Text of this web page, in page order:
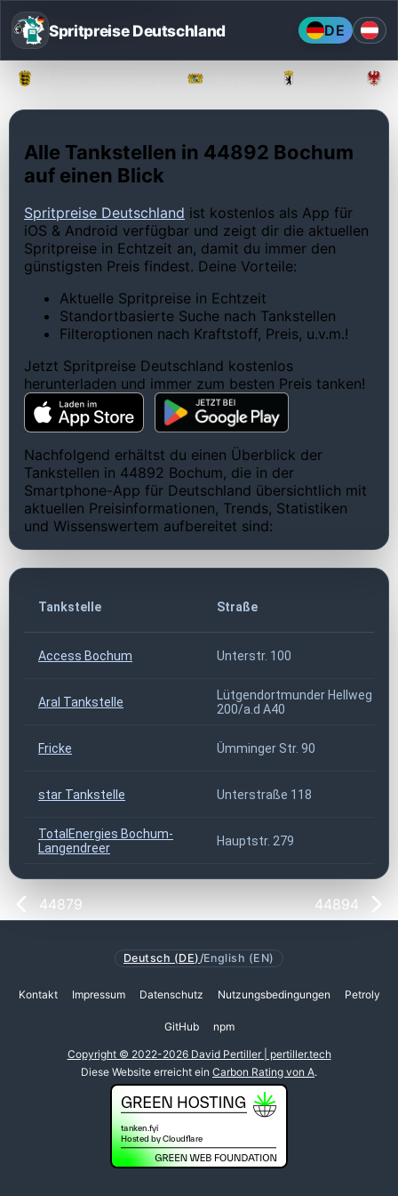
Spritpreise Deutschland DE
Alle Tankstellen in 44892 Bochum
auf einen Blick
Spritpreise Deutschland ist kostenlos als App für
iOS & Android verfügbar und zeigt dir die aktuellen
Spritpreise in Echtzeit an, damit du immer den
günstigsten Preis findest. Deine Vorteile:
Aktuelle Spritpreise in Echtzeit
Standortbasierte Suche nach Tankstellen
Filteroptionen nach Kraftstoff, Preis, u.v.m.!
Jetzt Spritpreise Deutschland kostenlos
herunterladen und immer zum besten Preis tanken!
Nachfolgend erhältst du einen Überblick der
Tankstellen in 44892 Bochum, die in der
Smartphone-App für Deutschland übersichtlich mit
aktuellen Preisinformationen, Trends, Statistiken
und Wissenswertem aufbereitet sind:
Tankstelle Straße
Access Bochum Unterstr. 100
Aral Tankstelle
Lütgendortmunder Hellweg
200/a.d A40
Fricke Ümminger Str. 90
star Tankstelle Unterstraße 118
TotalEnergies Bochum-
Langendreer
Hauptstr. 279
44879 44894
Deutsch (DE) /English (EN)
Kontakt Impressum Datenschutz Nutzungsbedingungen Petroly
GitHub npm
Copyright © 2022-2026 David Pertiller | pertiller.tech
Diese Website erreicht ein Carbon Rating von A.